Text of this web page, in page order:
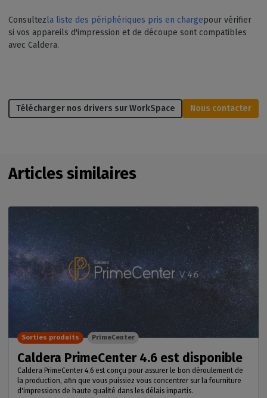
Consultezla liste des périphériques pris en chargepour vérifier
si vos appareils d'impression et de découpe sont compatibles
avec Caldera.
Télécharger nos drivers sur WorkSpace Nous contacter
Articles similaires
Caldera PrimeCenter 4.6 est disponible
Caldera PrimeCenter 4.6 est conçu pour assurer le bon déroulement de
la production, afin que vous puissiez vous concentrer sur la fourniture
d'impressions de haute qualité dans les délais impartis.
Sorties produits PrimeCenter